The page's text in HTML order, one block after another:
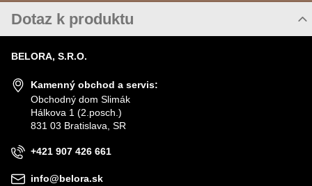
Dotaz k produktu
JMÉNO
VÁŠ E-MAIL
BELORA, S.R.O.
Kamenný obchod a servis:
Obchodný dom Slimák
Hálkova 1 (2.posch.)
831 03 Bratislava, SR
+421 907 426 661
info@belora.sk